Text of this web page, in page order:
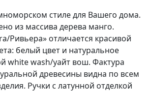
стиле для Вашего дома.
из массива дерева манго.
Ривьера» отличается красивой
белый цвет и натуральное
white wash/уайт вош. Фактура
древесины видна по всем
Ручки с латунной отделкой